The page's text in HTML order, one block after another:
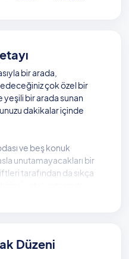
bir arada,
çok özel bir
yeşili bir arada sunan
dakikalar içinde
ve beş konuk
unutamayacakları bir
tarafından da sıkça
yatak odasında
sizi bekliyor. Her
Kapalı ve ısıtmalı
Düzeni